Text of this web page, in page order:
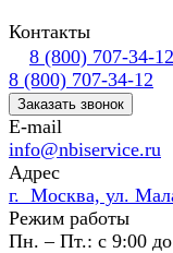
Контакты
8 (800) 707-34-12
8 (800) 707-34-12
Заказать звонок
E-mail
info@nbiservice.ru
Адрес
г. Москва, ул.
Режим работы
Пн. – Пт.: с 9:00